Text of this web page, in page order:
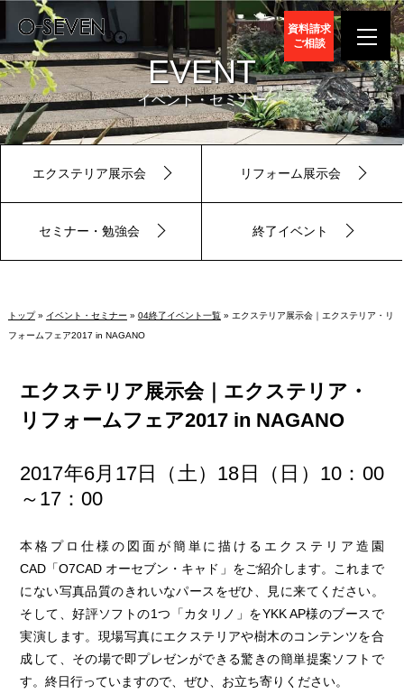
資料請求
ご相談
EVENT
イベント・セミナー
エクステリア展示会 リフォーム展示会
セミナー・勉強会 終了イベント
トップ» イベント・セミナー » 04終了イベント一覧» エクステリア展示会｜エクステリア・リ
フォームフェア2017 in NAGANO
エクステリア展示会｜エクステリア・
リフォームフェア2017 in NAGANO
2017年6月17日（土）18日（日）10：00
～17：00
本格プロ仕様の図面が簡単に描けるエクステリア造園
CAD「O7CAD オーセブン・キャド」をご紹介します。これまで
にない写真品質のきれいなパースをぜひ、見に来てください。
そして、好評ソフトの1つ「カタリノ」をYKK AP様のブースで
実演します。現場写真にエクステリアや樹木のコンテンツを合
成して、その場で即プレゼンができる驚きの簡単提案ソフトで
す。終日行っていますので、ぜひ、お立ち寄りください。